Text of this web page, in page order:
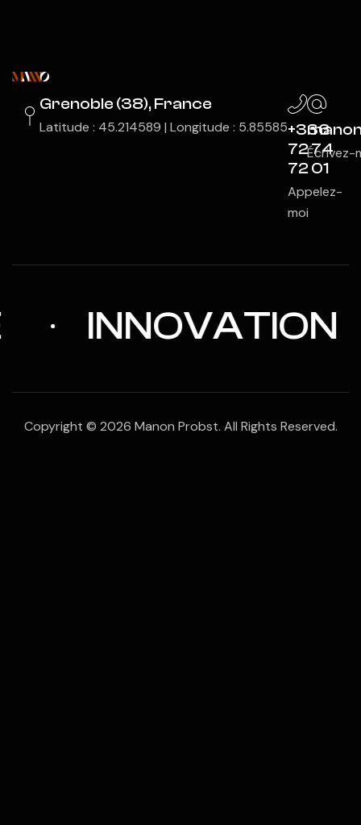
Grenoble (38), France
Latitude : 45.214589 | Longitude : 5.85585+336
72 74
72 01
Appelez-
moi
Écrivez-
INNOVATION
Copyright © 2026 Manon Probst. All Rights Reserved.